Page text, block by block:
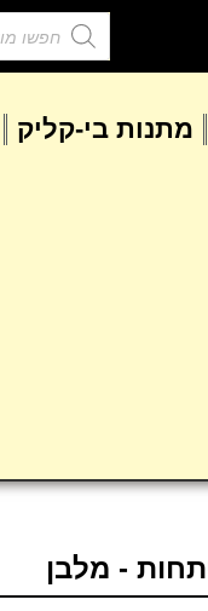
מתנות בי-קליק
- מלבן